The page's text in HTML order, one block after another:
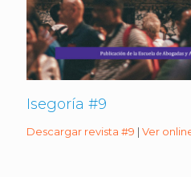
Isegoría #9
Descargar revista #9 | Ver